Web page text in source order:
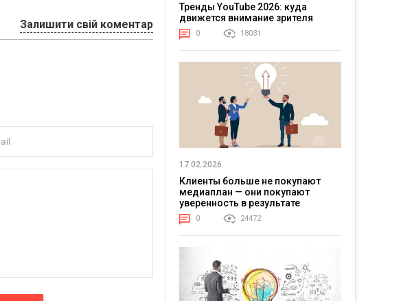
Залишити свій коментар
Тренды YouTube 2026: куда
движется внимание зрителя
0 18031
17.02.2026
Клиенты больше не покупают
медиаплан — они покупают
уверенность в результате
0 24472